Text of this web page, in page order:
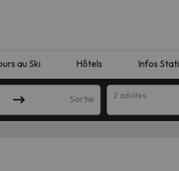
au Ski Hôtels Infos
Sortie 2 adultes